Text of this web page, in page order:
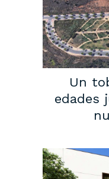
Un
edades